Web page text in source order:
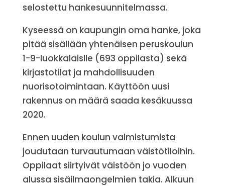
selostettu hankesuunnitelmassa.
Kyseessä on kaupungin oma hanke, joka
pitää sisällään yhtenäisen peruskoulun
1-9-luokkalaislle (693 oppilasta) sekä
kirjastotilat ja mahdollisuuden
nuorisotoimintaan. Käyttöön uusi
rakennus on määrä saada kesäkuussa
2020.
Ennen uuden koulun valmistumista
joudutaan turvautumaan väistötiloihin.
Oppilaat siirtyivät väistöön jo vuoden
alussa sisäilmaongelmien takia. Alkuun